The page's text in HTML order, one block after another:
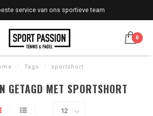
service van ons sportieve team
0
/ Tags / sportshort
GETAGD MET SPORTSHORT